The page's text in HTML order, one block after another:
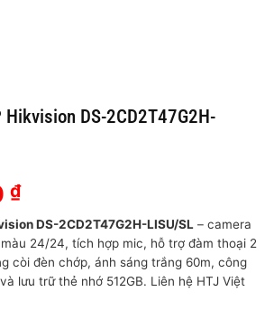
DS-2CD2T47G2H-
₫
DS-2CD2T47G2H-LISU/SL – camera
24/24, tích hợp mic, hỗ trợ đàm thoại 2
còi đèn chớp, ánh sáng trắng 60m, công
lưu trữ thẻ nhớ 512GB. Liên hệ HTJ Việt